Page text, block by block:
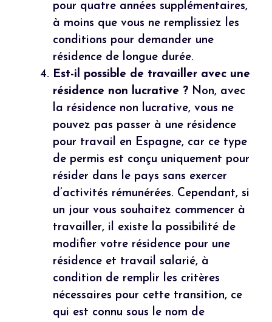
pour quatre années supplémentaires,
à moins que vous ne remplissiez les
conditions pour demander une
résidence de longue durée.
Est-il possible de travailler avec une
résidence non lucrative ? Non, avec
la résidence non lucrative, vous ne
pouvez pas passer à une résidence
pour travail en Espagne, car ce type
de permis est conçu uniquement pour
résider dans le pays sans exercer
d’activités rémunérées. Cependant, si
un jour vous souhaitez commencer à
travailler, il existe la possibilité de
modifier votre résidence pour une
résidence et travail salarié, à
condition de remplir les critères
nécessaires pour cette transition, ce
qui est connu sous le nom de